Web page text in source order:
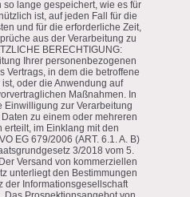
lange gespeichert, wie es für
ist, auf jeden Fall für die
und für die erforderliche Zeit,
aus der Verarbeitung zu
BERECHTIGUNG:
Ihrer personenbezogenen
Vertrags, in dem die betroffene
oder die Anwendung auf
Maßnahmen. In
Einwilligung zur Verarbeitung
zu einem oder mehreren
erteilt, im Einklang mit den
EG 679/2006 (ART. 6.1. A. B)
3/2018 vom 5.
Versand von kommerziellen
unterliegt den Bestimmungen
der Informationsgesellschaft